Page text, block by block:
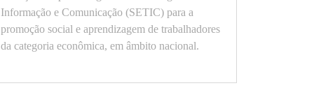
Informação e Comunicação (SETIC) para a
promoção social e aprendizagem de trabalhadores
da categoria econômica, em âmbito nacional.